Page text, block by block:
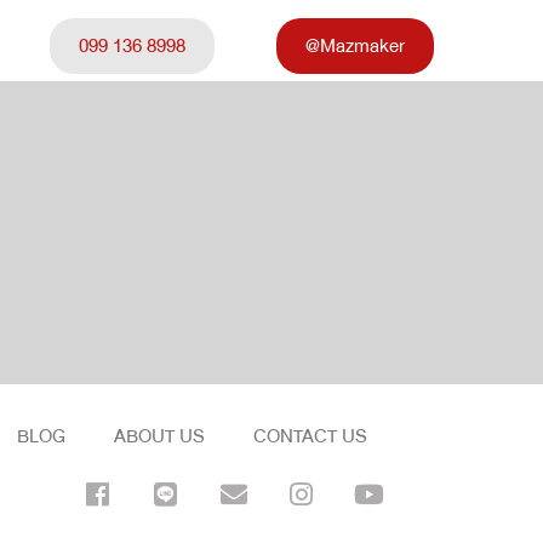
099 136 8998 @Mazmaker
BLOG ABOUT US
CONTACT US